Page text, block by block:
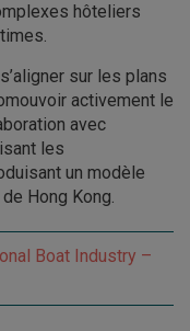
hôteliers
sur les plans
activement le
avec
les
un modèle
Hong Kong.
Boat Industry –